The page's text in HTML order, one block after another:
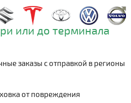
или до терминала
заказы с отправкой в регионы
от повреждения